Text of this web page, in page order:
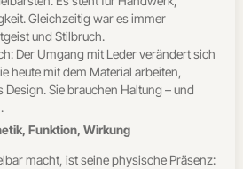
Gleichzeitig war es immer
und Stilbruch.
Der Umgang mit Leder verändert sich
heute mit dem Material arbeiten,
Sie brauchen Haltung – und
Funktion, Wirkung
macht, ist seine physische Präsenz: